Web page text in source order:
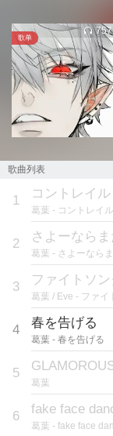
歌单
歌曲列表
1 コントレイル
葛葉 - コントレイル
2 さよーならま
葛葉 - さよーなら
3 ファイトソン
葛葉 / Eve - ファイ
4 春を告げる
葛葉 - 春を告げる
5
葛葉
6 fake face
葛葉 - fake face